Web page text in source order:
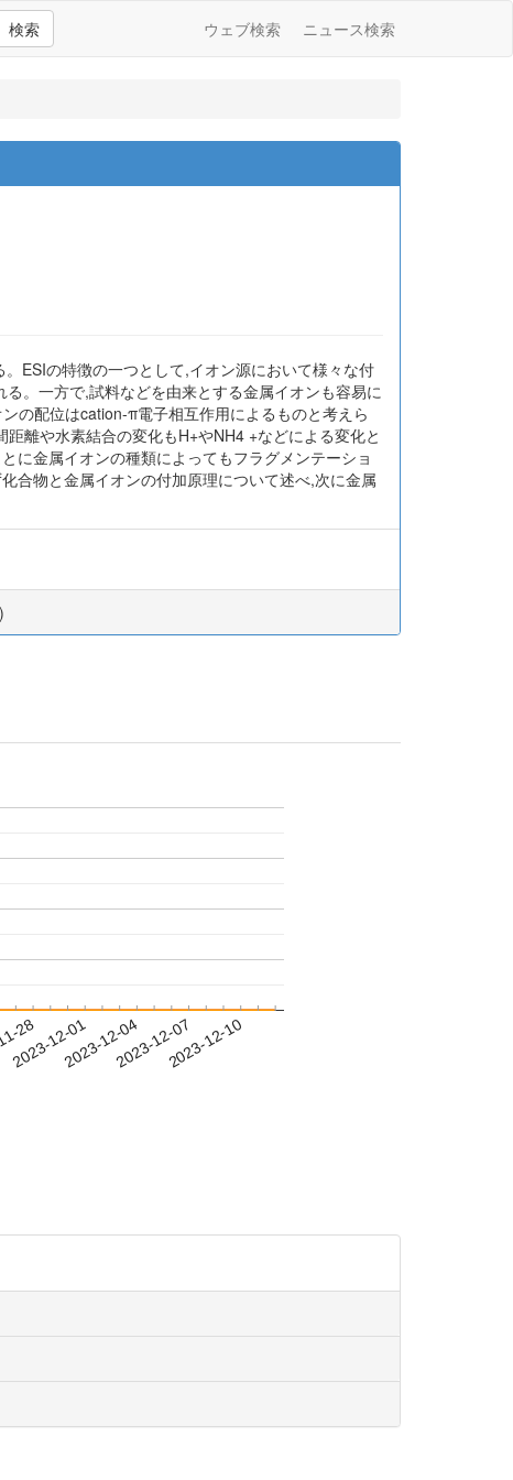
検索 ウェブ検索 ニュース検索
ESIの特徴の一つとして,イオン源において様々な付
。一方で,試料などを由来とする金属イオンも容易に
の配位はcation-π電子相互作用によるものと考えら
離や水素結合の変化もH+やNH4 +などによる変化と
に金属イオンの種類によってもフラグメンテーショ
合物と金属イオンの付加原理について述べ,次に金属
)
28
2023-12-012023-12-042023-12-072023-12-10